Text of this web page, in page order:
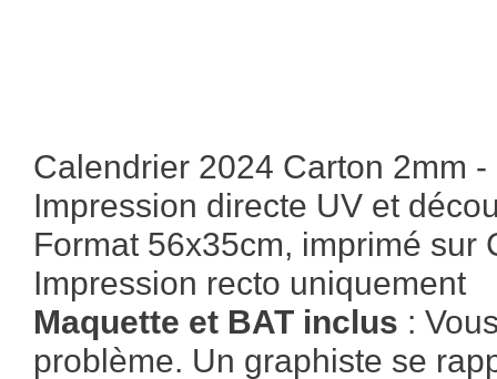
Calendrier 2024 Carton 2mm -
Impression directe UV et
Format 56x35cm, imprimé sur
Impression recto uniquement
Maquette et BAT inclus :
problème. Un graphiste se